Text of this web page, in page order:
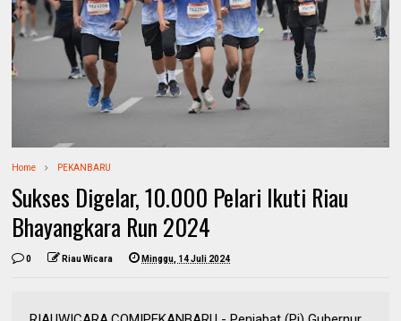
Home PEKANBARU
Sukses Digelar, 10.000 Pelari Ikuti Riau
Bhayangkara Run 2024
0 Riau Wicara Minggu, 14 Juli 2024